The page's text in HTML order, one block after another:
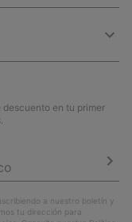
descuento en tu primer
a nuestro boletín y
tu dirección para